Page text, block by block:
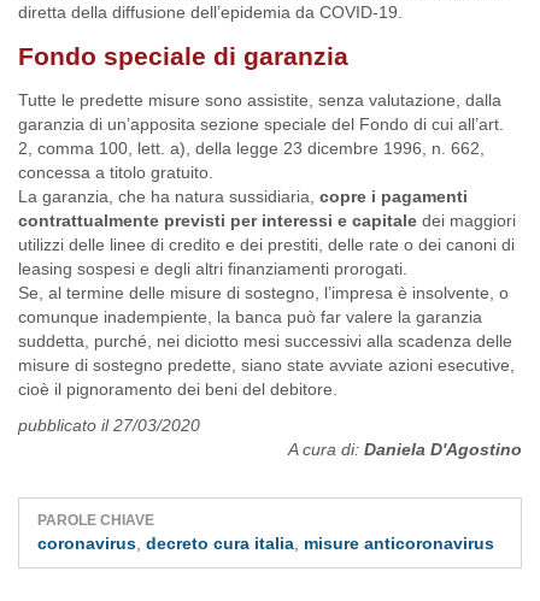
diretta della diffusione dell’epidemia da COVID-19.
Fondo speciale di garanzia
Tutte le predette misure sono assistite, senza valutazione, dalla
garanzia di un’apposita sezione speciale del Fondo di cui all’art.
2, comma 100, lett. a), della legge 23 dicembre 1996, n. 662,
concessa a titolo gratuito.
La garanzia, che ha natura sussidiaria, copre i pagamenti
contrattualmente previsti per interessi e capitale dei maggiori
utilizzi delle linee di credito e dei prestiti, delle rate o dei canoni di
leasing sospesi e degli altri finanziamenti prorogati.
Se, al termine delle misure di sostegno, l’impresa è insolvente, o
comunque inadempiente, la banca può far valere la garanzia
suddetta, purché, nei diciotto mesi successivi alla scadenza delle
misure di sostegno predette, siano state avviate azioni esecutive,
cioè il pignoramento dei beni del debitore.
pubblicato il 27/03/2020
A cura di: Daniela D'Agostino
PAROLE CHIAVE
coronavirus decreto cura italia misure anticoronavirus